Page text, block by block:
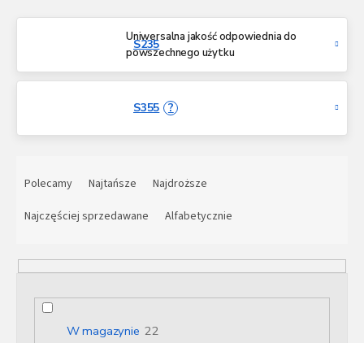
S235
Uniwersalna jakość odpowiednia do
powszechnego użytku
S355 ?
a
Polecamy Najtańsze
Najdroższe
Najczęściej sprzedawane
Alfabetycznie
W magazynie 22